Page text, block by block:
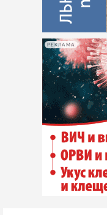
РЕКЛАМА